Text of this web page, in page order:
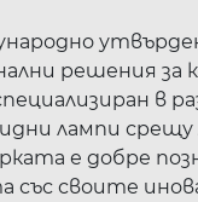
решения за
в
лампи
е добре
със своите